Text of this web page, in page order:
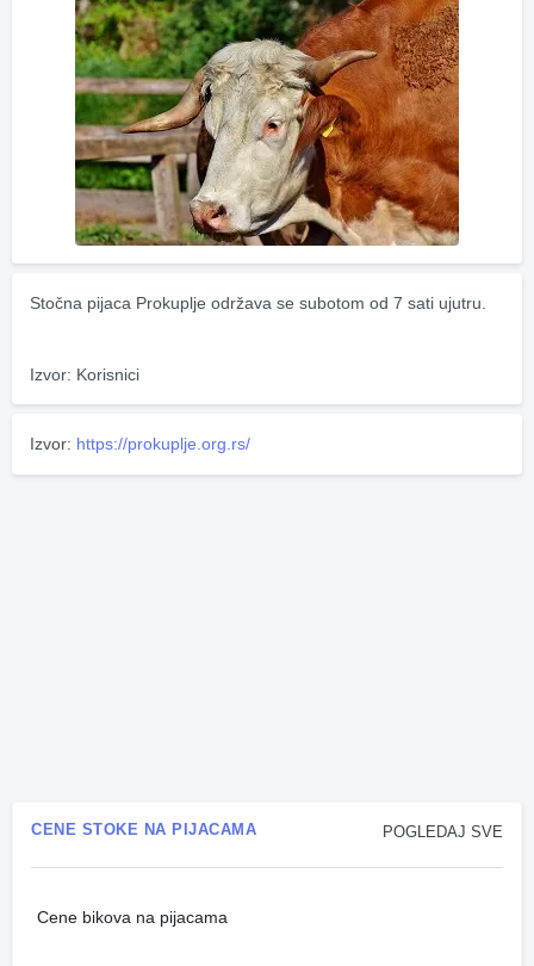
Stočna pijaca Prokuplje održava se subotom od 7 sati ujutru.
Izvor: Korisnici
Izvor: https://prokuplje.org.rs/
POGLEDAJ SVE
CENE STOKE NA PIJACAMA
Cene bikova na pijacama